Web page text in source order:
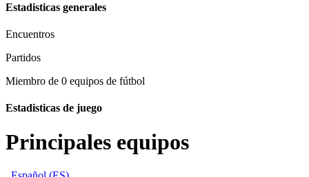
Estadisticas generales
Encuentros
Partidos
Miembro de 0 equipos de fútbol
Estadisticas de juego
Principales equipos